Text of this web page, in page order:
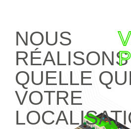
NOUS
RÉALISONS
QUELLE
VOTRE